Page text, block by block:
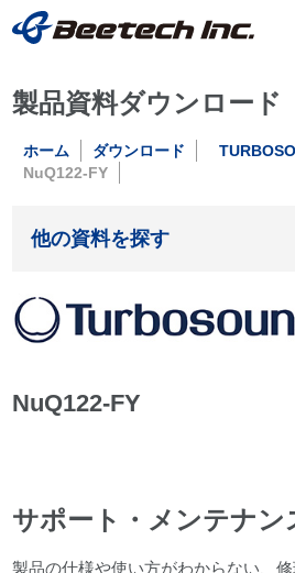
製品資料ダウンロード
ホーム ダウンロード
NuQ122-FY
他の資料を探す
NuQ122-FY
サポート・メンテナン
製品の仕様や使い方がわからない、